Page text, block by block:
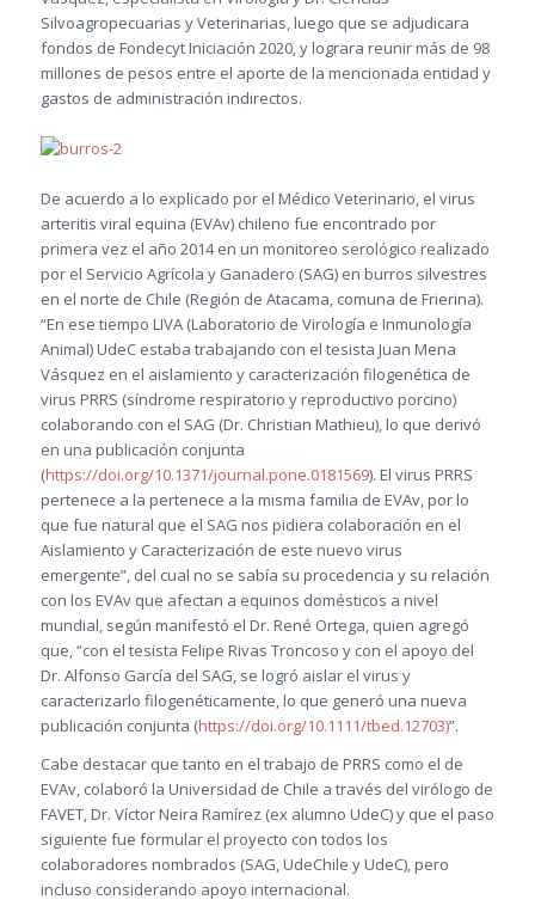
Silvoagropecuarias y Veterinarias, luego que se adjudicara
fondos de Fondecyt Iniciación 2020, y lograra reunir más de 98
millones de pesos entre el aporte de la mencionada entidad y
gastos de administración indirectos.
De acuerdo a lo explicado por el Médico Veterinario, el virus
arteritis viral equina (EVAv) chileno fue encontrado por
primera vez el año 2014 en un monitoreo serológico realizado
por el Servicio Agrícola y Ganadero (SAG) en burros silvestres
en el norte de Chile (Región de Atacama, comuna de Frierina).
“En ese tiempo LIVA (Laboratorio de Virología e Inmunología
Animal) UdeC estaba trabajando con el tesista Juan Mena
Vásquez en el aislamiento y caracterización filogenética de
virus PRRS (síndrome respiratorio y reproductivo porcino)
colaborando con el SAG (Dr. Christian Mathieu), lo que derivó
en una publicación conjunta
(https://doi.org/10.1371/journal.pone.0181569). El virus PRRS
pertenece a la pertenece a la misma familia de EVAv, por lo
que fue natural que el SAG nos pidiera colaboración en el
Aislamiento y Caracterización de este nuevo virus
emergente”, del cual no se sabía su procedencia y su relación
con los EVAv que afectan a equinos domésticos a nivel
mundial, según manifestó el Dr. René Ortega, quien agregó
que, “con el tesista Felipe Rivas Troncoso y con el apoyo del
Dr. Alfonso García del SAG, se logró aislar el virus y
caracterizarlo filogenéticamente, lo que generó una nueva
publicación conjunta (https://doi.org/10.1111/tbed.12703)”.
Cabe destacar que tanto en el trabajo de PRRS como el de
EVAv, colaboró la Universidad de Chile a través del virólogo de
FAVET, Dr. Víctor Neira Ramírez (ex alumno UdeC) y que el paso
siguiente fue formular el proyecto con todos los
colaboradores nombrados (SAG, UdeChile y UdeC), pero
incluso considerando apoyo internacional.